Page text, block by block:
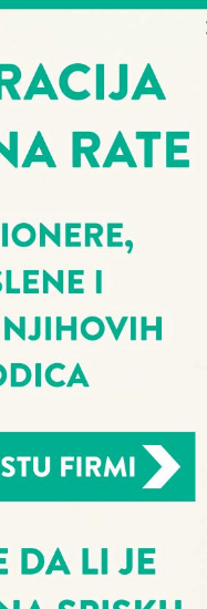
osiguranja
su povoljnije usluge iz